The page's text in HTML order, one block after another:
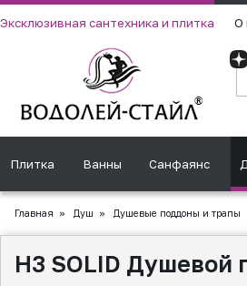
Эксклюзивная сантехника и плитка О
Плитка Ванны Санфаянс
Главная » Душ » Душевые поддоны и трапы
H3 SOLID Душевой